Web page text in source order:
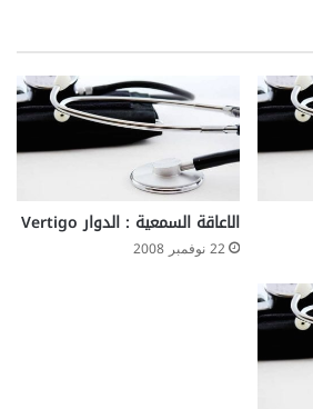
الاعاقة السمعية : الدوار Vertigo
22 نوفمبر 2008